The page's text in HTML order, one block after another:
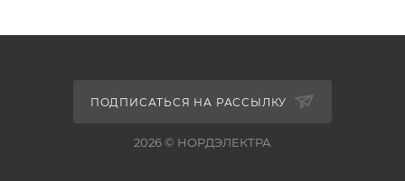
ПОДПИСАТЬСЯ НА РАССЫЛКУ
2026 © НОРДЭЛЕКТРА